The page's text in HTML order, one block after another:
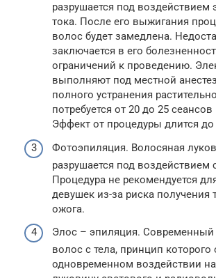
разрушается под воздействием
тока. После его выжигания
волос будет замедлена.
заключается в его
ограничений к проведению.
выполняют под местной
полного устранения
потребуется от 20 до 25
Эффект от процедуры длится до
Фотоэпиляция. Волосяная
разрушается под воздействием
Процедура не рекомендуется
девушек из-за риска получения
ожога.
Элос – эпиляция. Современный
волос с тела, принцип которого
одновременном воздействии